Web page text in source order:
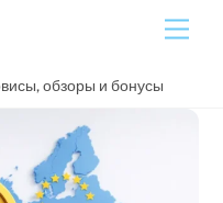
обзоры и бонусы